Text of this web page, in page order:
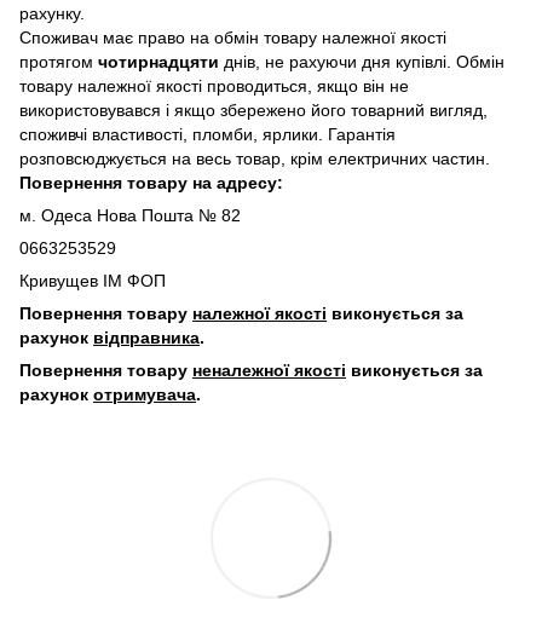
рахунку.
Споживач має право на обмін товару належної якості
протягом чотирнадцяти днів, не рахуючи дня купівлі. Обмін
товару належної якості проводиться, якщо він не
використовувався і якщо збережено його товарний вигляд,
споживчі властивості, пломби, ярлики. Гарантія
розповсюджується на весь товар, крім електричних частин.
Повернення товару на адресу:
м. Одеса Нова Пошта № 82
0663253529
Кривущев ІМ ФОП
Повернення товару належної якості виконується за
рахунок відправника.
Повернення товару неналежної якості виконується за
рахунок отримувача.